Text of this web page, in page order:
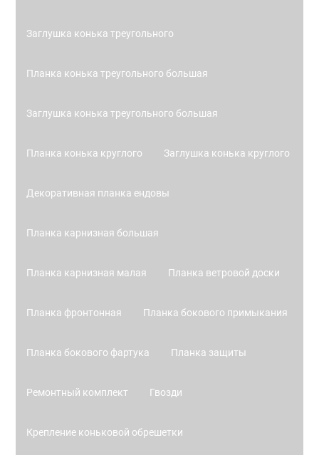
Заглушка конька треугольного
Планка конька треугольного большая
Заглушка конька треугольного большая
Планка конька круглого Заглушка конька круглого
Декоративная планка ендовы
Планка карнизная большая
Планка карнизная малая Планка ветровой доски
Планка фронтонная Планка бокового примыкания
Планка бокового фартука Планка защиты
Ремонтный комплект Гвозди
Крепление коньковой обрешетки